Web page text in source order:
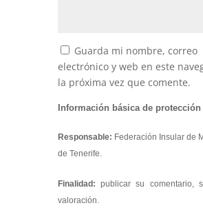
Guarda mi nombre, correo
electrónico y web en este
la próxima vez que comente.
Información básica de
Responsable: Federación Insular de
de Tenerife.
Finalidad: publicar su comentario,
valoración.